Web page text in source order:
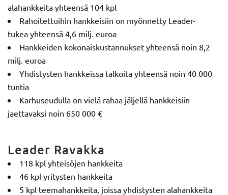
alahankkeita yhteensä 104 kpl
Rahoitettuihin hankkeisiin on myönnetty Leader-
tukea yhteensä 4,6 milj. euroa
Hankkeiden kokonaiskustannukset yhteensä noin 8,2
milj. euroa
Yhdistysten hankkeissa talkoita yhteensä noin 40 000
tuntia
Karhuseudulla on vielä rahaa jäljellä hankkeisiin
jaettavaksi noin 650 000 €
Leader Ravakka
118 kpl yhteisöjen hankkeita
46 kpl yritysten hankkeita
5 kpl teemahankkeita, joissa yhdistysten alahankkeita